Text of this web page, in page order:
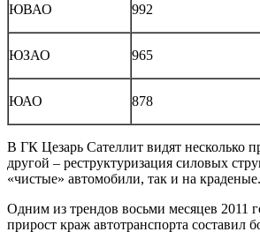
ЮВАО 992
ЮЗАО 965
ЮАО 878
В ГК Цезарь Сателлит видят несколько
другой – реструктуризация силовых
«чистые» автомобили, так и на краденые.
Одним из трендов восьми месяцев 2011
прирост краж автотранспорта составил